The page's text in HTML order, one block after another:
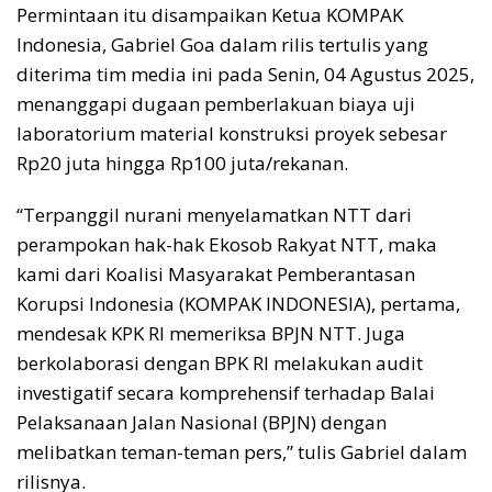
Permintaan itu disampaikan Ketua KOMPAK
Indonesia, Gabriel Goa dalam rilis tertulis yang
diterima tim media ini pada Senin, 04 Agustus 2025,
menanggapi dugaan pemberlakuan biaya uji
laboratorium material konstruksi proyek sebesar
Rp20 juta hingga Rp100 juta/rekanan.
“Terpanggil nurani menyelamatkan NTT dari
perampokan hak-hak Ekosob Rakyat NTT, maka
kami dari Koalisi Masyarakat Pemberantasan
Korupsi Indonesia (KOMPAK INDONESIA), pertama,
mendesak KPK RI memeriksa BPJN NTT. Juga
berkolaborasi dengan BPK RI melakukan audit
investigatif secara komprehensif terhadap Balai
Pelaksanaan Jalan Nasional (BPJN) dengan
melibatkan teman-teman pers,” tulis Gabriel dalam
rilisnya.